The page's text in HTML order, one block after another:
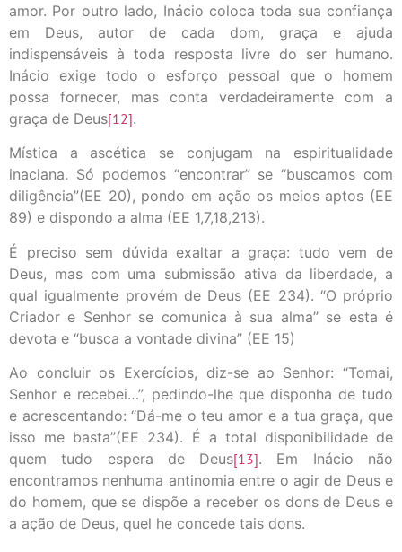
amor. Por outro lado, Inácio coloca toda sua confiança
em Deus, autor de cada dom, graça e ajuda
indispensáveis à toda resposta livre do ser humano.
Inácio exige todo o esforço pessoal que o homem
possa fornecer, mas conta verdadeiramente com a
graça de Deus[12].
Mística a ascética se conjugam na espiritualidade
inaciana. Só podemos “encontrar” se “buscamos com
diligência”(EE 20), pondo em ação os meios aptos (EE
89) e dispondo a alma (EE 1,7,18,213).
É preciso sem dúvida exaltar a graça: tudo vem de
Deus, mas com uma submissão ativa da liberdade, a
qual igualmente provém de Deus (EE 234). “O próprio
Criador e Senhor se comunica à sua alma” se esta é
devota e “busca a vontade divina” (EE 15)
Ao concluir os Exercícios, diz-se ao Senhor: “Tomai,
Senhor e recebei…”, pedindo-lhe que disponha de tudo
e acrescentando: “Dá-me o teu amor e a tua graça, que
isso me basta”(EE 234). É a total disponibilidade de
quem tudo espera de Deus[13]. Em Inácio não
encontramos nenhuma antinomia entre o agir de Deus e
do homem, que se dispõe a receber os dons de Deus e
a ação de Deus, quel he concede tais dons.